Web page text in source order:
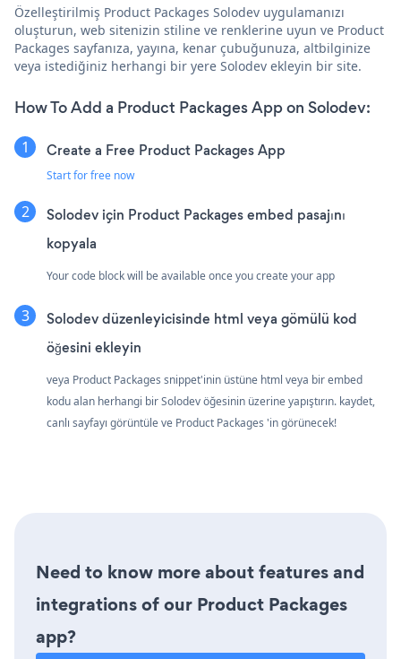
Özelleştirilmiş Product Packages Solodev uygulamanızı
oluşturun, web sitenizin stiline ve renklerine uyun ve Product
Packages sayfanıza, yayına, kenar çubuğunuza, altbilginize
veya istediğiniz herhangi bir yere Solodev ekleyin bir site.
How To Add a Product Packages App on Solodev:
Create a Free Product Packages App
Start for free now
Solodev için Product Packages embed pasajını
kopyala
Your code block will be available once you create your app
Solodev düzenleyicisinde html veya gömülü kod
öğesini ekleyin
veya Product Packages snippet'inin üstüne html veya bir embed
kodu alan herhangi bir Solodev öğesinin üzerine yapıştırın. kaydet,
canlı sayfayı görüntüle ve Product Packages 'in görünecek!
Need to know more about features and
integrations of our Product Packages
app?